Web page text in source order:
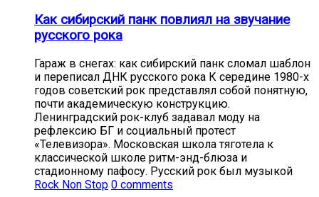
Как сибирский панк повлиял на звучание
русского рока
Гараж в снегах: как сибирский панк сломал шаблон
и переписал ДНК русского рока К середине 1980-х
годов советский рок представлял собой понятную,
почти академическую конструкцию.
Ленинградский рок-клуб задавал моду на
рефлексию БГ и социальный протест
«Телевизора». Московская школа тяготела к
классической школе ритм-энд-блюза и
стадионному пафосу. Русский рок был музыкой
Rock Non Stop 0 comments